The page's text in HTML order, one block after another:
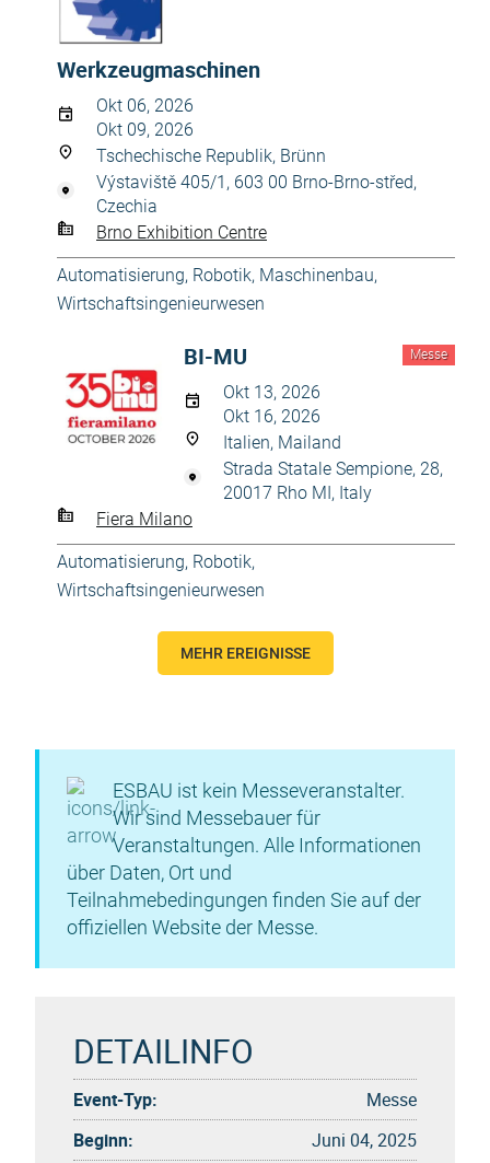
Werkzeugmaschinen
Okt 06, 2026
Okt 09, 2026
Tschechische Republik, Brünn
Výstaviště 405/1, 603 00 Brno-Brno-střed,
Czechia
Brno Exhibition Centre
Automatisierung, Robotik, Maschinenbau,
Wirtschaftsingenieurwesen
Messe
BI-MU
Okt 13, 2026
Okt 16, 2026
Italien, Mailand
Strada Statale Sempione, 28,
20017 Rho MI, Italy
Fiera Milano
Automatisierung, Robotik,
Wirtschaftsingenieurwesen
MEHR EREIGNISSE
ESBAU ist kein Messeveranstalter.
Wir sind Messebauer für
Veranstaltungen. Alle Informationen
über Daten, Ort und
Teilnahmebedingungen finden Sie auf der
offiziellen Website der Messe.
DETAILINFO
Event-Typ:
Messe
Beginn:
Juni 04, 2025